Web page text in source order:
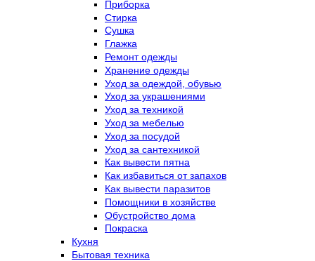
Приборка
Стирка
Сушка
Глажка
Ремонт одежды
Хранение одежды
Уход за одеждой, обувью
Уход за украшениями
Уход за техникой
Уход за мебелью
Уход за посудой
Уход за сантехникой
Как вывести пятна
Как избавиться от запахов
Как вывести паразитов
Помощники в хозяйстве
Обустройство дома
Покраска
Кухня
Бытовая техника